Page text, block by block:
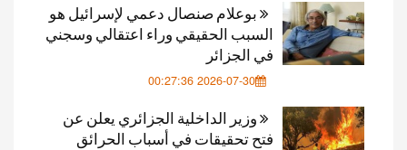
بوعلام صنصال دعمي لإسرائيل هو
السبب الحقيقي وراء اعتقالي وسجني
في الجزائر
2026-07-30 00:27:36
وزير الداخلية الجزائري يعلن عن
فتح تحقيقات في أسباب الحرائق